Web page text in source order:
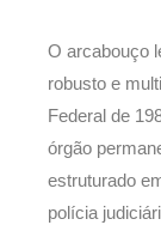
O arcabouço
robusto e
Federal de
órgão
estruturado
polícia